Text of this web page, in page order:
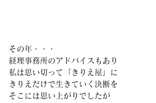
その年・・・
経理事務所のアドバイスもあり
私は思い切って「きりえ屋」に
きりえだけで生きていく決断を
そこには思い上がりでしたが